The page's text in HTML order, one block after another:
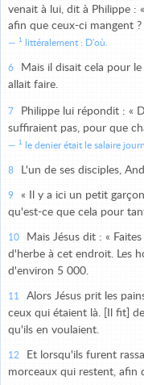
venait à lui, dit à Philippe :
afin que ceux-ci mangent ?
1 littéralement : D'où.
6
Mais il disait cela pour
allait faire.
7 Philippe lui répondit : «
suffiraient pas, pour que
1 le denier était le salaire
8 L'un de ses disciples,
9
« Il y a ici un petit
qu'est-ce que cela pour
10
Mais Jésus dit : «
d'herbe à cet endroit. Les
d'environ 5 000.
11
Alors Jésus prit les
ceux qui étaient là. [Il fit]
qu'ils en voulaient.
12
Et lorsqu'ils furent
morceaux qui restent, afin